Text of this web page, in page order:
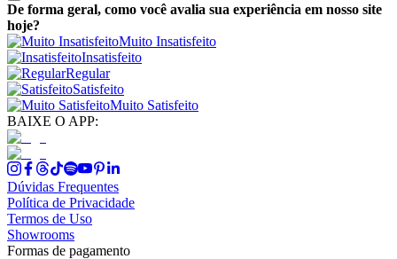
De forma geral, como você avalia sua experiência em nosso site
hoje?
Muito Insatisfeito
Insatisfeito
Regular
Satisfeito
Muito Satisfeito
BAIXE O APP:
Dúvidas Frequentes
Política de Privacidade
Termos de Uso
Showrooms
Formas de pagamento